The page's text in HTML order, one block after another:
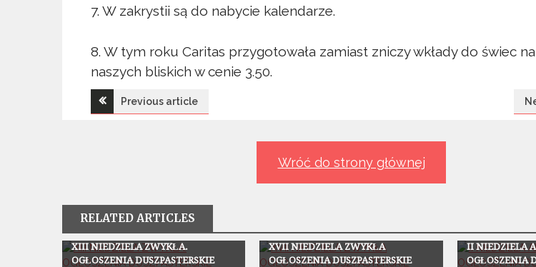
7. W zakrystii są do nabycie kalendarze.
8. W tym roku Caritas przygotowała zamiast zniczy wkłady do świec
naszych bliskich w cenie 3.50.
Nawigacja
Previous article
Wróć do strony głównej
RELATED ARTICLES
Ogłoszenia
XIII NIEDZIELA ZWYKŁA.
OGŁOSZENIA DUSZPASTERSKIE
XVII NIEDZIELA ZWYKŁA
OGŁOSZENIA DUSZPASTERSKIE
II NIEDZIELA
OGŁOSZENIA